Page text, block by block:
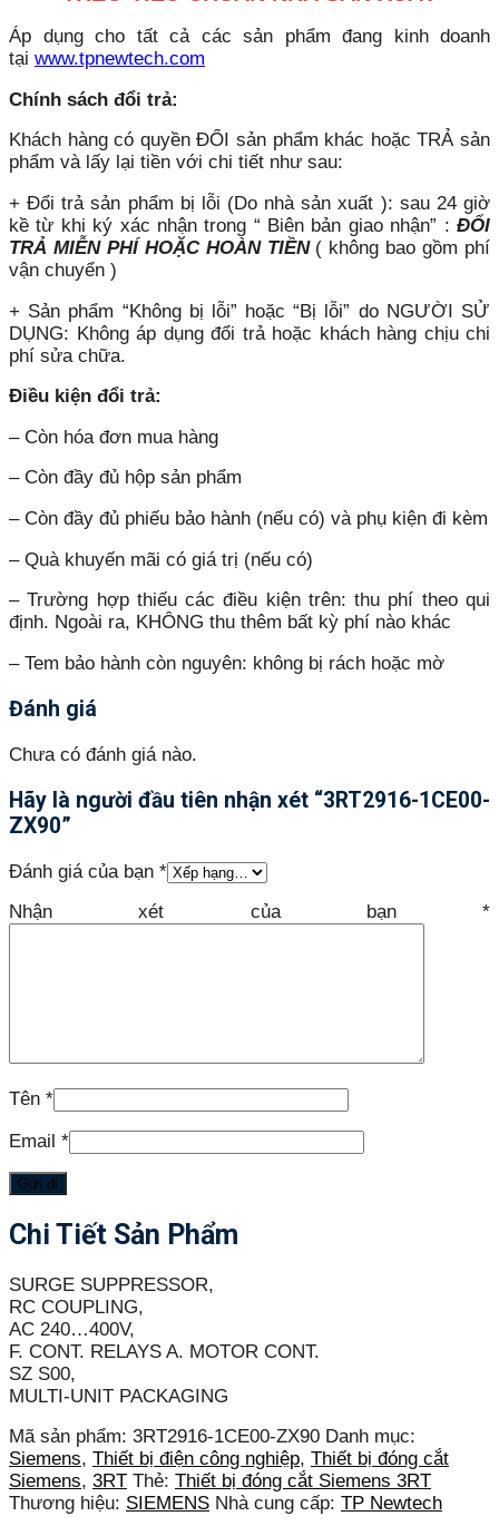
Áp dụng cho tất cả các sản phẩm đang kinh doanh
tại www.tpnewtech.com
Chính sách đổi trả:
Khách hàng có quyền ĐỔI sản phẩm khác hoặc TRẢ sản
phẩm và lấy lại tiền với chi tiết như sau:
+ Đổi trả sản phẩm bị lỗi (Do nhà sản xuất ): sau 24 giờ
kề từ khi ký xác nhận trong “ Biên bản giao nhận” : ĐỔI
TRẢ MIỄN PHÍ HOẶC HOÀN TIỀN( không bao gồm phí
vận chuyển )
+ Sản phẩm “Không bị lỗi” hoặc “Bị lỗi” do NGƯỜI SỬ
DỤNG: Không áp dụng đổi trả hoặc khách hàng chịu chi
phí sửa chữa.
Điều kiện đổi trả:
– Còn hóa đơn mua hàng
– Còn đầy đủ hộp sản phẩm
– Còn đầy đủ phiếu bảo hành (nếu có) và phụ kiện đi kèm
– Quà khuyến mãi có giá trị (nếu có)
– Trường hợp thiếu các điều kiện trên: thu phí theo qui
định. Ngoài ra, KHÔNG thu thêm bất kỳ phí nào khác
– Tem bảo hành còn nguyên: không bị rách hoặc mờ
Đánh giá
Chưa có đánh giá nào.
Hãy là người đầu tiên nhận xét “3RT2916-1CE00-
ZX90”
Đánh giá của bạn *
Nhận xét của bạn *
Tên *
Email *
Chi Tiết Sản Phẩm
SURGE SUPPRESSOR,
RC COUPLING,
AC 240…400V,
F. CONT. RELAYS A. MOTOR CONT.
SZ S00,
MULTI-UNIT PACKAGING
Mã sản phẩm: 3RT2916-1CE00-ZX90 Danh mục:
Siemens, Thiết bị điện công nghiệp, Thiết bị đóng cắt
Siemens, 3RT Thẻ: Thiết bị đóng cắt Siemens 3RT
Thương hiệu: SIEMENS Nhà cung cấp: TP Newtech